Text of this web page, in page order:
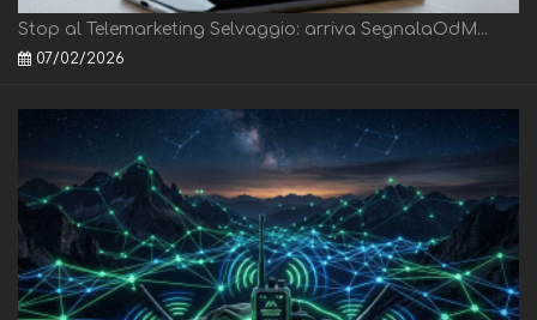
Stop al Telemarketing Selvaggio: arriva SegnalaOdM...
07/02/2026